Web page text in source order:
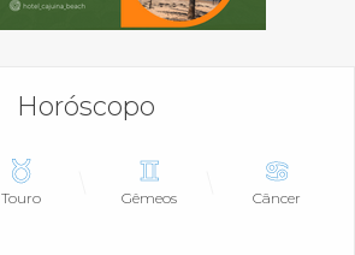
Horóscopo
Touro Gêmeos Câncer